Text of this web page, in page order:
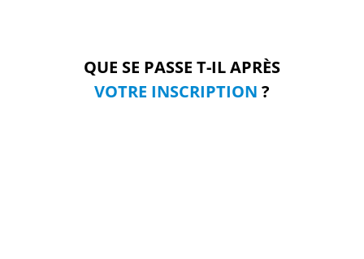
QUE SE PASSE T-IL APRÈS
VOTRE INSCRIPTION ?